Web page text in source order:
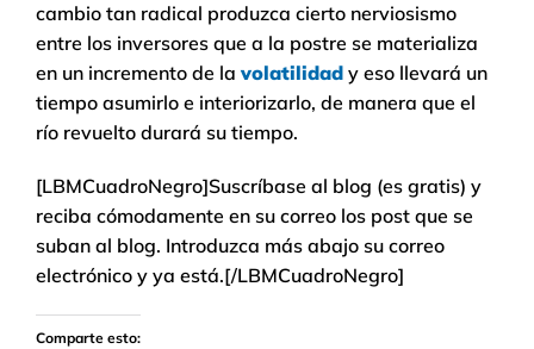
cambio tan radical produzca cierto nerviosismo
entre los inversores que a la postre se materializa
en un incremento de la volatilidad y eso llevará un
tiempo asumirlo e interiorizarlo, de manera que el
río revuelto durará su tiempo.
[LBMCuadroNegro]Suscríbase al blog (es gratis) y
reciba cómodamente en su correo los post que se
suban al blog. Introduzca más abajo su correo
electrónico y ya está.[/LBMCuadroNegro]
Comparte esto: